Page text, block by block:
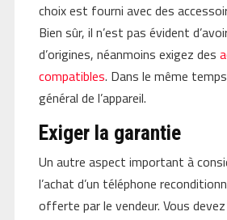
choix est fourni avec des
Bien sûr, il n’est pas évident
d’origines, néanmoins exigez des
compatibles. Dans le même
général de l’appareil.
Exiger la garantie
Un autre aspect important à
l’achat d’un téléphone
offerte par le vendeur. Vous